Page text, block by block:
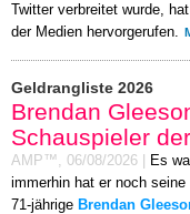
Twitter verbreitet wurde,
der Medien hervorgerufen.
Geldrangliste 2026
Brendan
Schauspieler
AMP™, 06/08/2026
Es
immerhin hat er noch
71-jährige Brendan